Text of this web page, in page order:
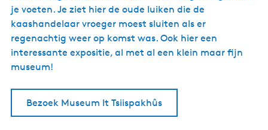
je voeten. Je ziet hier de oude luiken die de
kaashandelaar vroeger moest sluiten als er
regenachtig weer op komst was. Ook hier een
interessante expositie, al met al een klein maar fijn
museum!
Bezoek Museum It Tsiispakhûs